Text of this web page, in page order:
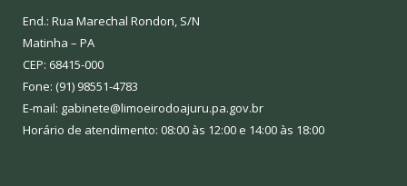
End.: Rua Marechal Rondon, S/N
Matinha – PA
CEP: 68415-000
Fone: (91) 98551-4783
E-mail: gabinete@limoeirodoajuru.pa.gov.br
Horário de atendimento: 08:00 às 12:00 e 14:00 às 18:00